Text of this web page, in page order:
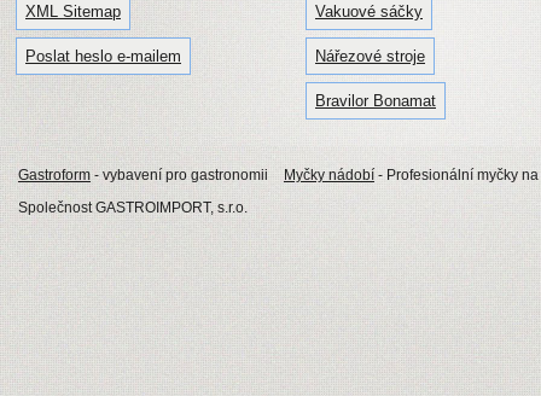
XML Sitemap
Poslat heslo e-mailem
Vakuové sáčky
Nářezové stroje
Bravilor Bonamat
Gastroform - vybavení pro gastronomii Myčky nádobí - Profesionální myčky
Společnost GASTROIMPORT, s.r.o.